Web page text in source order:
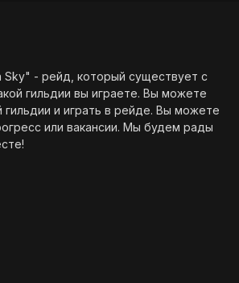
Sky" - рейд, который существует с
гильдии вы играете. Вы можете
гильдии и играть в рейде. Вы можете
или вакансии. Мы будем рады